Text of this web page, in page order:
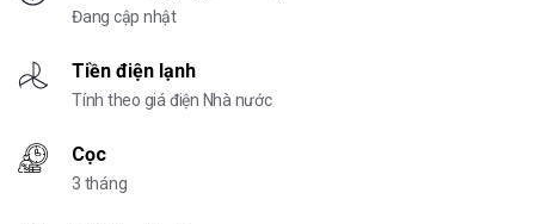
Đang cập nhật
Tiền điện lạnh
Tính theo giá điện Nhà nước
Cọc
3 tháng